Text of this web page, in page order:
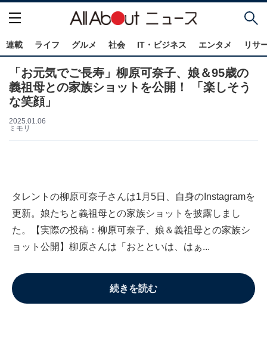
連載 ライフ グルメ 社会 IT・ビジネス エンタメ リサ
「お元気でご長寿」柳原可奈子、娘＆95歳の
義祖母との家族ショットを公開！ 「楽しそう
な笑顔」
2025.01.06
ミモリ
タレントの柳原可奈子さんは1月5日、自身のInstagramを
更新。娘たちと義祖母との家族ショットを披露しまし
た。【実際の投稿：柳原可奈子、娘＆義祖母との家族シ
ョット公開】柳原さんは「おとといは、はぁ...
続きを読む